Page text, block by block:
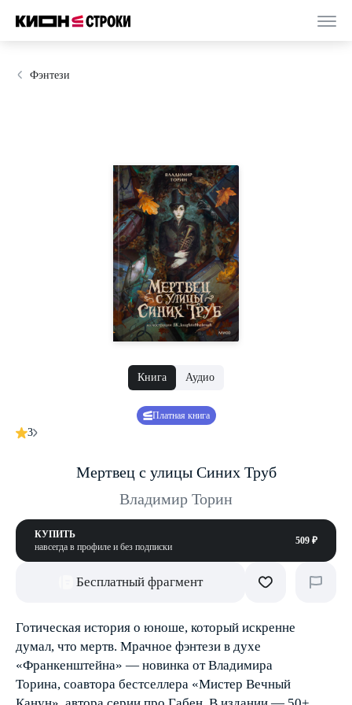
Фэнтези
Книга Аудио
Платная книга
3
Мертвец с улицы Синих Труб
Владимир Торин
КУПИТЬ
навсегда в профиле и без подписки
509 ₽
Бесплатный фрагмент
Готическая история о юноше, который искренне
думал, что мертв. Мрачное фэнтези в духе
«Франкенштейна» — новинка от Владимира
Торина, соавтора бестселлера «Мистер Вечный